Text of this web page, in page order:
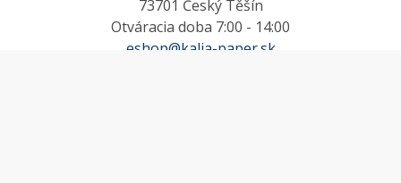
73701 Český Těšín
Otváracia doba 7:00 - 14:00
eshop@kalia-paper.sk